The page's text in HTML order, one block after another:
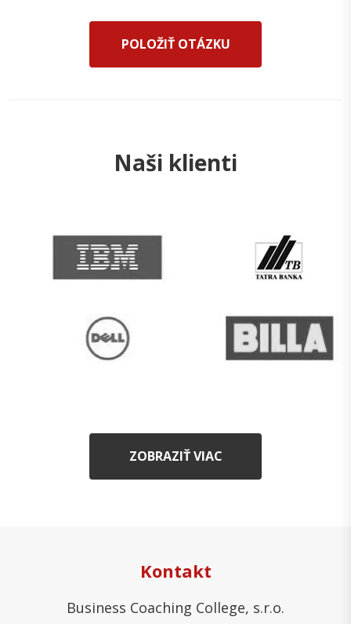
POLOŽIŤ OTÁZKU
Naši klienti
ZOBRAZIŤ VIAC
Kontakt
Business Coaching College, s.r.o.